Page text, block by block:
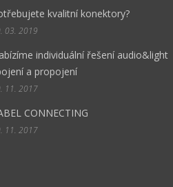
kvalitní konektory?
03. 2019
individuální řešení audio&light
a propojení
11. 2017
CONNECTING
11. 2017